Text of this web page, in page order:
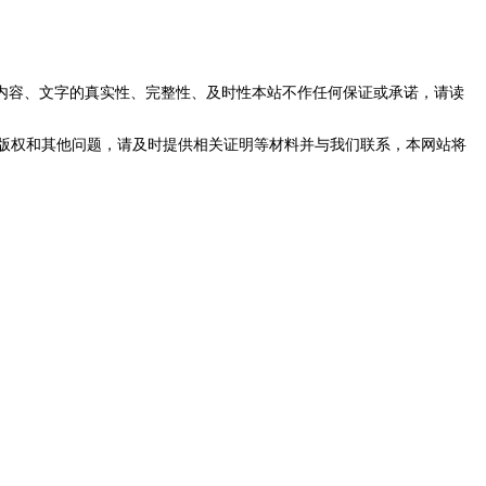
、文字的真实性、完整性、及时性本站不作任何保证或承诺，请读
和其他问题，请及时提供相关证明等材料并与我们联系，本网站将